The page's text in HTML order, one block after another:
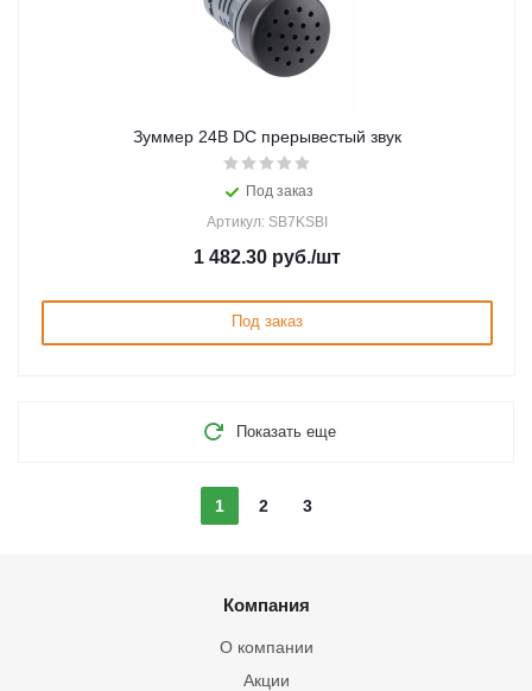
Зуммер 24В DC прерывестый звук
Под заказ
Артикул: SB7KSBI
1 482.30 руб./шт
Под заказ
Показать еще
1 2 3
Компания
О компании
Акции